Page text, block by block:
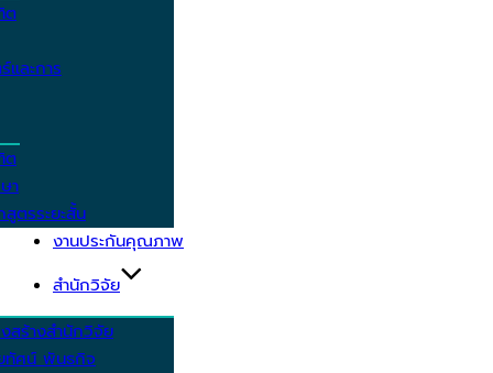
ต
ละการ
ต
า
ตรระยะสั้น
งานประกันคุณภาพ
สำนักวิจัย
สร้างสำนักวิจัย
ทัศน์ พันธกิจ